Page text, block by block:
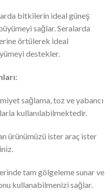
bitkilerin ideal güneş
sağlar. Seralarda
örtülerek ideal
destekler.
sağlama, toz ve yabancı
kullanılabilmektedir.
ürünümüzü ister araç ister
tam gölgeleme sunar ve
kullanabilmenizi sağlar.